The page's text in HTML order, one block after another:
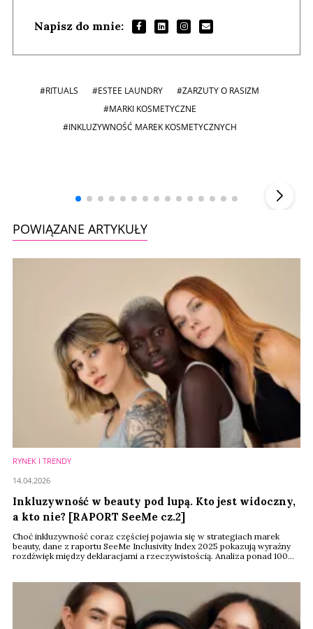
Napisz do mnie:
#RITUALS #ESTEE LAUNDRY
#ZARZUTY O RASIZM
#MARKI KOSMETYCZNE
#INKLUZYWNOŚĆ MAREK KOSMETYCZNYCH
POWIĄZANE ARTYKUŁY
RYNEK I TRENDY
Inkluzywność w beauty pod lupą. Kto jest widoczny,
a kto nie? [RAPORT SeeMe cz.2]
Choć inkluzywność coraz częściej pojawia się w strategiach marek
beauty, dane z raportu SeeMe Inclusivity Index 2025 pokazują wyraźny
rozdźwięk między deklaracjami a rzeczywistością. Analiza ponad 100
tożsamości płciowej.
14.04.2026